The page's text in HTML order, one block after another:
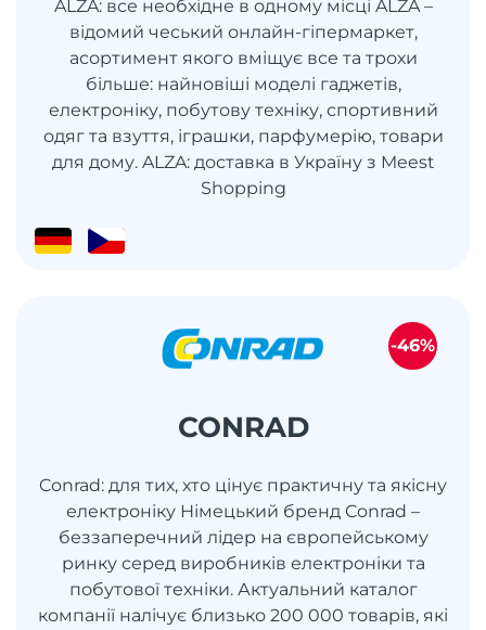
ALZA: все необхідне в одному місці ALZA –
відомий чеський онлайн-гіпермаркет,
асортимент якого вміщує все та трохи
більше: найновіші моделі гаджетів,
електроніку, побутову техніку, спортивний
одяг та взуття, іграшки, парфумерію, товари
для дому. ALZA: доставка в Україну з Meest
Shopping
CONRAD
Conrad: для тих, хто цінує практичну та якісну
електроніку Німецький бренд Conrad –
беззаперечний лідер на європейському
ринку серед виробників електроніки та
побутової техніки. Актуальний каталог
компанії налічує близько 200 000 товарів, які
-46%